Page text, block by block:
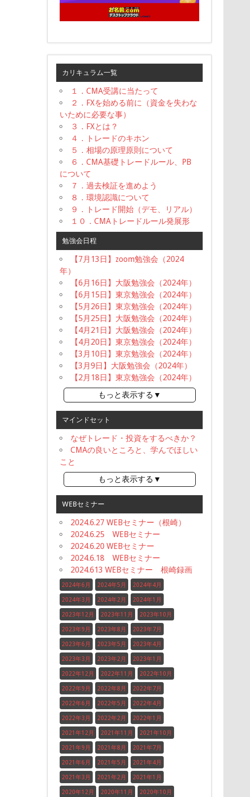
カリキュラム一覧
１．CMA受講に当たって
２．FXを始める前に（資金を失わな
いために必要な事）
３．FXとは？
４．トレードのキホン
５．相場の原理原則について
６．CMA基礎トレードルール、PB
について
７．過去検証を進めよう
８．環境認識について
９．トレード開始（デモ、リアル）
１０．CMAトレードルール発展形
勉強会日程
【7月13日】zoom勉強会（2024
年）
【6月16日】大阪勉強会（2024年）
【6月15日】東京勉強会（2024年）
【5月26日】東京勉強会（2024年）
【5月25日】大阪勉強会（2024年）
【4月21日】大阪勉強会（2024年）
【4月20日】東京勉強会（2024年）
【3月10日】東京勉強会（2024年）
【3月9日】大阪勉強会（2024年）
【2月18日】東京勉強会（2024年）
もっと表示する▼
マインドセット
なぜトレード・投資をするべきか？
CMAの良いところと、学んでほしい
こと
もっと表示する▼
WEBセミナー
2024.6.27 WEBセミナー（根崎）
2024.6.25 WEBセミナー
2024.6.20 WEBセミナー
2024.6.18 WEBセミナー
2024.613 WEBセミナー 根崎録画
2024年6月 2024年5月 2024年4月
2024年3月 2024年2月 2024年1月
2023年12月 2023年11月 2023年10月
2023年9月 2023年8月 2023年7月
2023年6月 2023年5月 2023年4月
2023年3月 2023年2月 2023年1月
2022年12月 2022年11月 2022年10月
2022年9月 2022年8月 2022年7月
2022年6月 2022年5月 2022年4月
2022年3月 2022年2月 2022年1月
2021年12月 2021年11月 2021年10月
2021年9月 2021年8月 2021年7月
2021年6月 2021年5月 2021年4月
2021年3月 2021年2月 2021年1月
2020年12月 2020年11月 2020年10月